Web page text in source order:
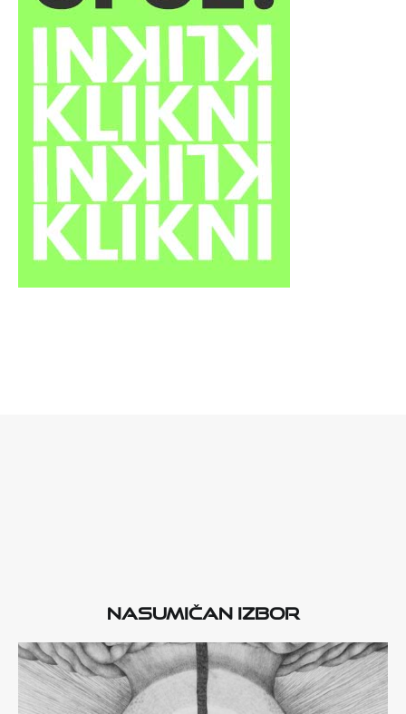
Nasumičan izbor